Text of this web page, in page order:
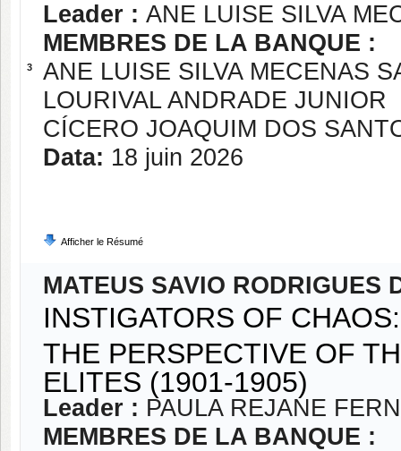
3
Leader : ANE LUISE SILVA
MEMBRES DE LA BANQUE :
ANE LUISE SILVA MECENAS
LOURIVAL ANDRADE JUNIOR
CÍCERO JOAQUIM DOS
Data: 18 juin 2026
Afficher le Résumé
MATEUS SAVIO RODRIGUES
INSTIGATORS OF
THE PERSPECTIVE OF
ELITES (1901-1905)
Leader : PAULA REJANE
MEMBRES DE LA BANQUE :